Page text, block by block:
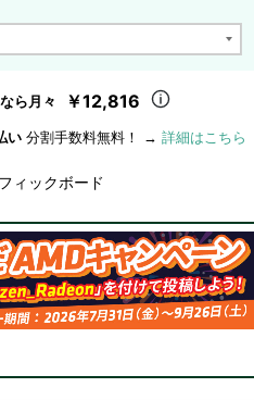
ら月々 ￥12,816
い 分割手数料無料！ → 詳細はこちら
ィックボード